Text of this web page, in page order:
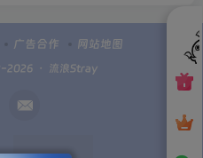
广告合作 网站地图
2026 ・ 流浪Stray